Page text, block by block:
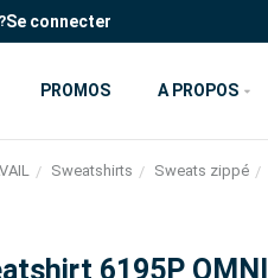
Se connecter
PROMOS A PROPOS
Sweatshirts Sweats zippé
6195P